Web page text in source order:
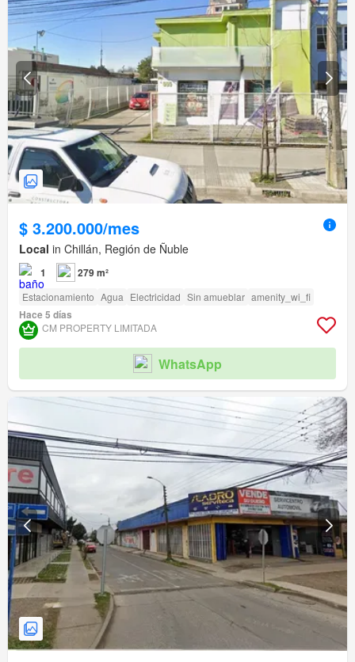
$ 3.200.000/mes
Local in Chillán, Región de Ñuble
1 279 m²
Estacionamiento Agua Electricidad Sin amueblar amenity_wi_fi
Hace 5 días
CM PROPERTY LIMITADA
WhatsApp